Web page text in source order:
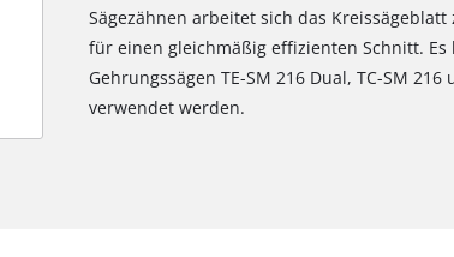
Sägezähnen arbeitet sich das
für einen gleichmäßig effizienten Schnitt.
Gehrungssägen TE-SM 216 Dual, TC-SM
verwendet werden.